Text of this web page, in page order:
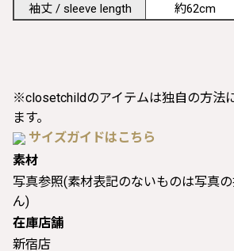
袖丈 / sleeve length
約62cm
※closetchildのアイテムは独自の方法
ます。
サイズガイドはこちら
素材
写真参照(素材表記のないものは写真
ん)
在庫店舗
新宿店